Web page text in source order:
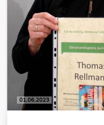
01.06.2023